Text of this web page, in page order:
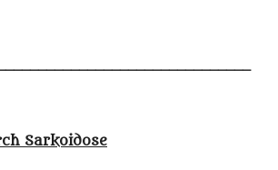
Sarkoidose